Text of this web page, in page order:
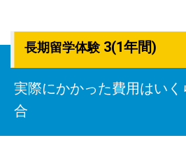
長期留学体験 3(1年間)
実際にかかった費用はい
合